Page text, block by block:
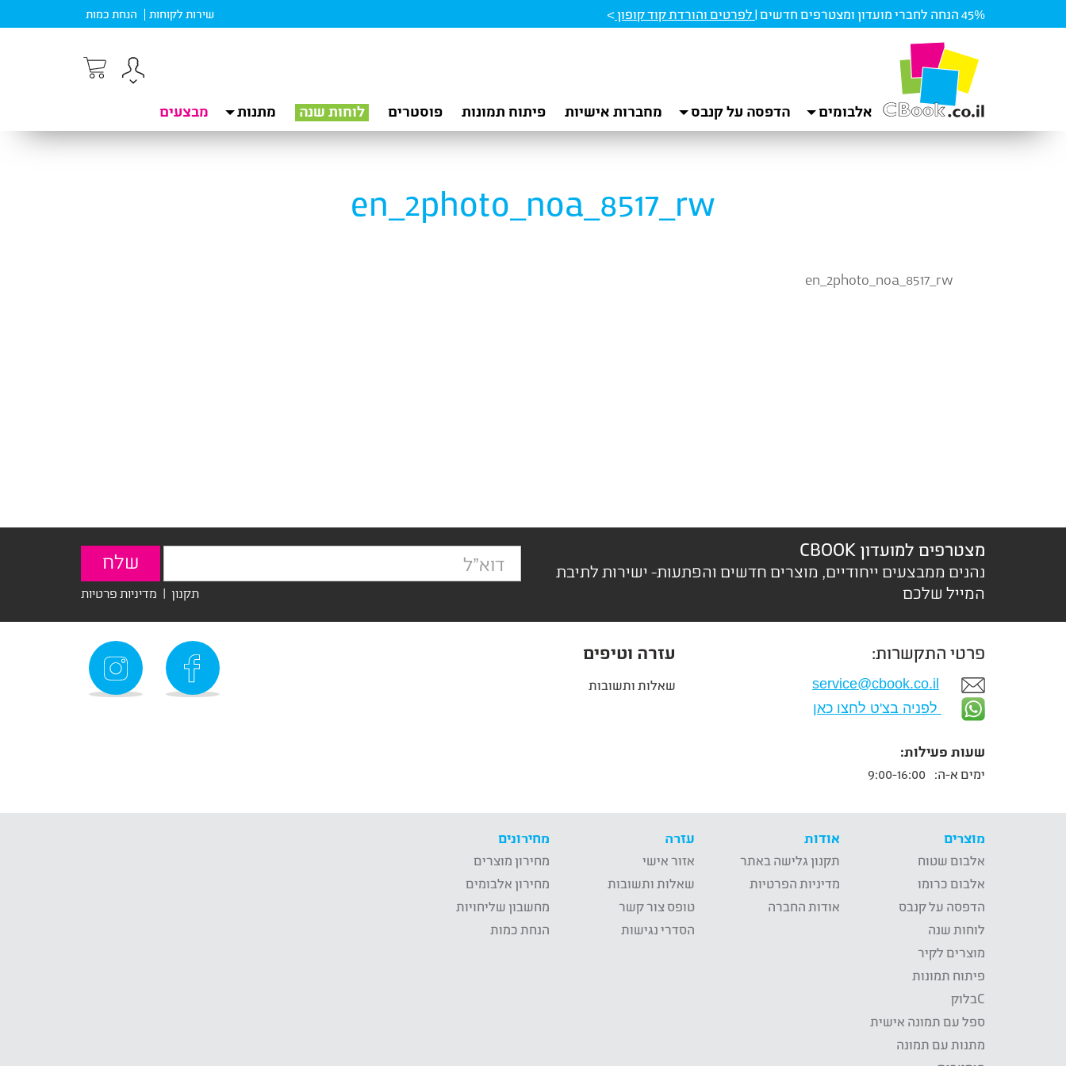
45% הנחה לחברי מועדון ומצטרפים חדשים | לפרטים והורדת קוד קופון> שירות לקוחות הנחת כמות
אלבומים הדפסה על קנבס מחברות אישיות פיתוח תמונות פוסטרים לוחות שנה מתנות מבצעים
en_2photo_noa_8517_rw
en_2photo_noa_8517_rw
מצטרפים למועדון CBOOK
נהנים ממבצעים ייחודיים, מוצרים חדשים והפתעות- ישירות לתיבת
המייל שלכם
תקנון | מדיניות פרטיות
פרטי התקשרות:
service@cbook.co.il
לפניה בצ'ט לחצו כאן
שעות פעילות:
ימים א-ה:
עזרה וטיפים
שאלות ותשובות
מוצרים
אלבום שטוח
אלבום כרומו
הדפסה על קנבס
לוחות שנה
מוצרים לקיר
פיתוח תמונות
Cבלוק
ספל עם תמונה אישית
מתנות עם תמונה
אודות
תקנון גלישה באתר
מדיניות הפרטיות
אודות החברה
עזרה
אזור אישי
שאלות ותשובות
טופס צור קשר
הסדרי נגישות
מחירונים
מחירון מוצרים
מחירון אלבומים
מחשבון שליחויות
הנחת כמות